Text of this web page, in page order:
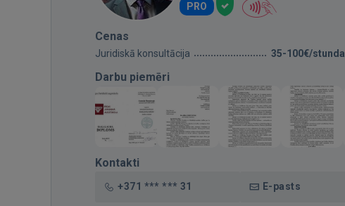
PRO
Cenas
Juridiskā konsultācija 35-100€/stunda
Darbu piemēri
Kontakti
+371 *** *** 31 E-pasts